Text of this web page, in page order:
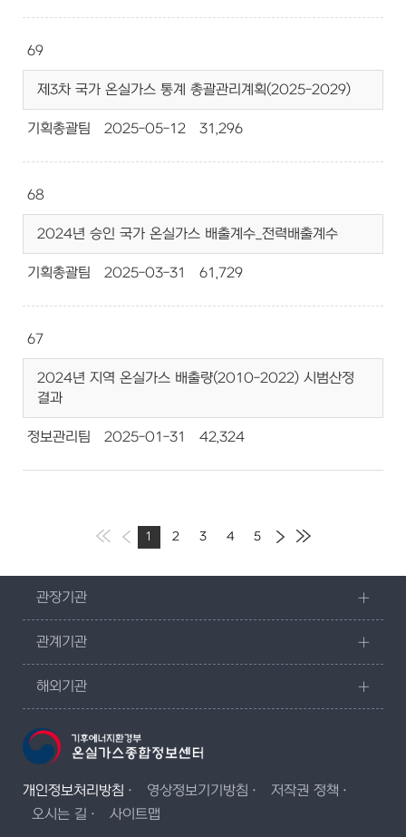
69
제3차 국가 온실가스 통계 총괄관리계획(2025-2029)
기획총괄팀 2025-05-12 31,296
68
2024년 승인 국가 온실가스 배출계수_전력배출계수
기획총괄팀 2025-03-31 61,729
67
2024년 지역 온실가스 배출량(2010-2022) 시범산정
결과
정보관리팀 2025-01-31 42,324
1 2 3 4 5
관장기관
관계기관
해외기관
개인정보처리방침 영상정보기기방침
저작권 정책
오시는 길
사이트맵